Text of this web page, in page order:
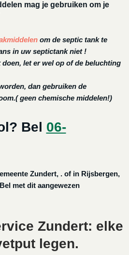
mag je gebruiken om je
om de septic tank te
in uw septictank niet !
let er wel op of de beluchting
dan gebruiken de
geen chemische middelen!)
Bel 06-
Zundert, . of in Rijsbergen,
met dit aangewezen
Zundert: elke
legen.